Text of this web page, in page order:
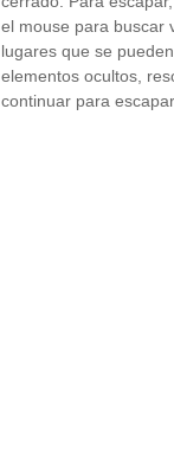
el mouse para buscar
lugares que se
elementos ocultos,
continuar para escapar